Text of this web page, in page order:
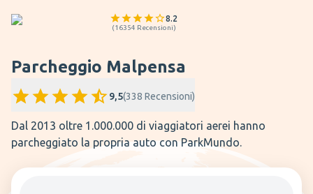
8.2
(16354 Recensioni)
Parcheggio Malpensa
9,5(338 Recensioni)
Dal 2013 oltre 1.000.000 di viaggiatori aerei hanno
parcheggiato la propria auto con ParkMundo.